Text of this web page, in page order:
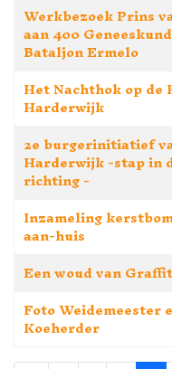
Werkbezoek Prins
aan 400
Bataljon Ermelo
Het Nachthok op de
Harderwijk
2e burgerinitiatief
Harderwijk -stap in
richting -
Inzameling
aan-huis
Een woud van
Foto Weidemeester
Koeherder